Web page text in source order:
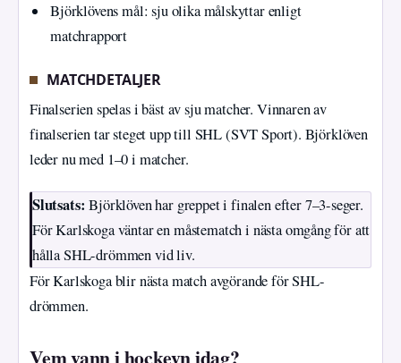
Björklövens mål: sju olika målskyttar enligt
matchrapport
MATCHDETALJER
Finalserien spelas i bäst av sju matcher. Vinnaren av
finalserien tar steget upp till SHL (SVT Sport). Björklöven
leder nu med 1–0 i matcher.
Slutsats: Björklöven har greppet i finalen efter 7–3-seger.
För Karlskoga väntar en måstematch i nästa omgång för att
hålla SHL-drömmen vid liv.
För Karlskoga blir nästa match avgörande för SHL-
drömmen.